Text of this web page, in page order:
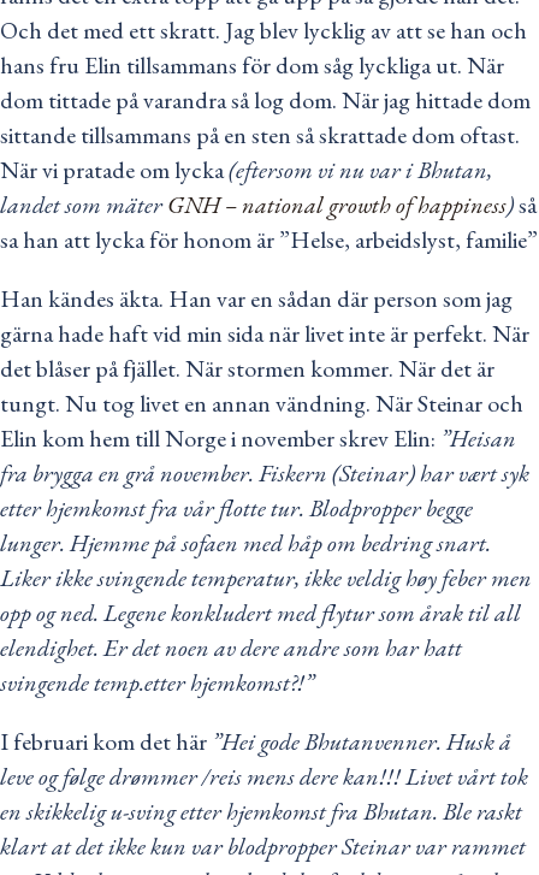
Och det med ett skratt. Jag blev lycklig av att se han och
hans fru Elin tillsammans för dom såg lyckliga ut. När
dom tittade på varandra så log dom. När jag hittade dom
sittande tillsammans på en sten så skrattade dom oftast.
När vi pratade om lycka(eftersom vi nu var i Bhutan,
landet som mäterGNH – national growth of happiness)så
sa han att lycka för honom är ”Helse, arbeidslyst, familie”
Han kändes äkta. Han var en sådan där person som jag
gärna hade haft vid min sida när livet inte är perfekt. När
det blåser på fjället. När stormen kommer. När det är
tungt. Nu tog livet en annan vändning. När Steinar och
Elin kom hem till Norge i november skrev Elin: ”Heisan
fra brygga en grå november. Fiskern (Steinar) har vært syk
etter hjemkomst fra vår flotte tur. Blodpropper begge
lunger. Hjemme på sofaen med håp om bedring snart.
Liker ikke svingende temperatur, ikke veldig høy feber men
opp og ned. Legene konkludert med flytur som årak til all
elendighet. Er det noen av dere andre som har hatt
svingende temp.etter hjemkomst?!”
I februari kom det här ”Hei gode Bhutanvenner. Husk å
leve og følge drømmer /reis mens dere kan!!! Livet vårt tok
en skikkelig u-sving etter hjemkomst fra Bhutan. Ble raskt
klart at det ikke kun var blodpropper Steinar var rammet